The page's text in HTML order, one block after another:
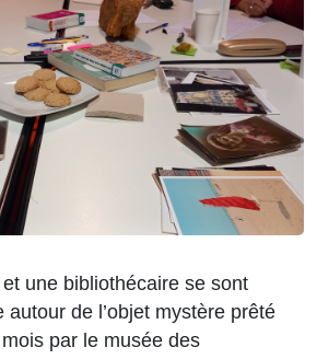
une bibliothécaire se sont
autour de l’objet mystère prêté
par le musée des